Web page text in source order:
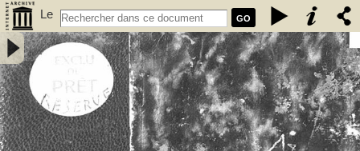
GO
Le
vieux Rennes : première partie / Paul Banéat - Banéat, Paul (1856-
1942)